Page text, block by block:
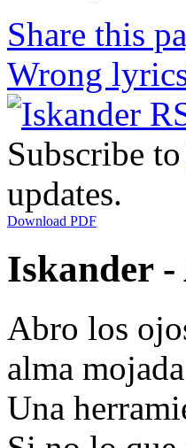
Share this
Wrong
Subscribe to
updates.
Download PDF
Iskander
Abro los
alma
Una